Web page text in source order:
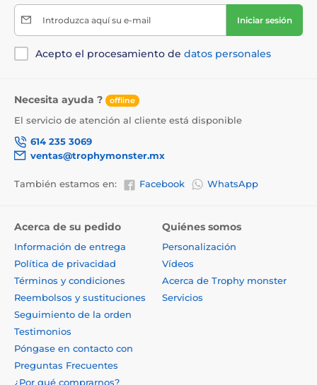
Introduzca aquí su e-mail Iniciar sesión
Acepto el procesamiento de datos personales
Necesita ayuda ? offline
El servicio de atención al cliente está disponible
614 235 3069
ventas@trophymonster.mx
También estamos en: Facebook WhatsApp
Acerca de su pedido
Información de entrega
Política de privacidad
Términos y condiciones
Reembolsos y sustituciones
Seguimiento de la orden
Testimonios
Póngase en contacto con
Preguntas Frecuentes
¿Por qué comprarnos?
Quiénes somos
Personalización
Vídeos
Acerca de Trophy monster
Servicios